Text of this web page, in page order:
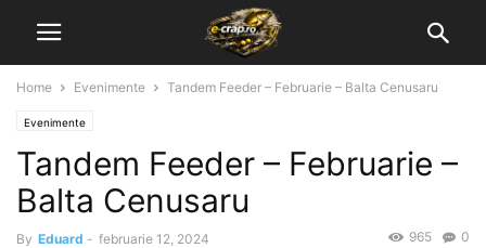
Home Evenimente Tandem Feeder – Februarie – Balta Cenusaru
Evenimente
Tandem Feeder – Februarie –
Balta Cenusaru
By Eduard - februarie 12, 2024 0
965